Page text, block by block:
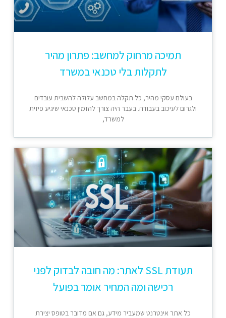
תמיכה מרחוק למחשב: פתרון מהיר
לתקלות בלי טכנאי במשרד
בעולם עסקי מהיר, כל תקלה במחשב עלולה להשבית עובדים
ולגרום לעיכוב בעבודה. בעבר היה צורך להזמין טכנאי שיגיע פיזית
למשרד,
תעודת SSL לאתר: מה חובה לבדוק לפני
רכישה ומה המחיר אומר בפועל
כל אתר אינטרנט שמעביר מידע, גם אם מדובר בטופס יצירת